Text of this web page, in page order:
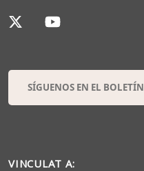
SÍGUENOS EN EL BOLETÍN
VINCULAT A: